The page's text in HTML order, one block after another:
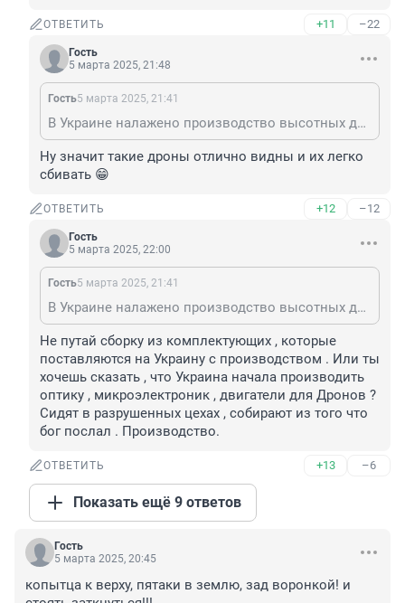
ОТВЕТИТЬ +11 –22
Гость
5 марта 2025, 21:48
Гость5 марта 2025, 21:41
В Украине налажено производство высотных дронов-разведчиков, которые способны вести разведку фото-видео съемкой в высоком разрешении с высот 4-6 тысяч метров. С высот 2-3 тысячи метров возможна ночная разведка. Украине это обходится на много дешевле, чем покупать у США разведданные со спутников.
Ну значит такие дроны отлично видны и их легко
сбивать 😁
ОТВЕТИТЬ +12 –12
Гость
5 марта 2025, 22:00
Гость5 марта 2025, 21:41
В Украине налажено производство высотных дронов-разведчиков, которые способны вести разведку фото-видео съемкой в высоком разрешении с высот 4-6 тысяч метров. С высот 2-3 тысячи метров возможна ночная разведка. Украине это обходится на много дешевле, чем покупать у США разведданные со спутников.
Не путай сборку из комплектующих , которые
поставляются на Украину с производством . Или ты
хочешь сказать , что Украина начала производить
оптику , микроэлектроник , двигатели для Дронов ?
Сидят в разрушенных цехах , собирают из того что
бог послал . Производство.
ОТВЕТИТЬ +13 –6
Показать ещё 9 ответов
Гость
5 марта 2025, 20:45
копытца к верху, пятаки в землю, зад воронкой! и